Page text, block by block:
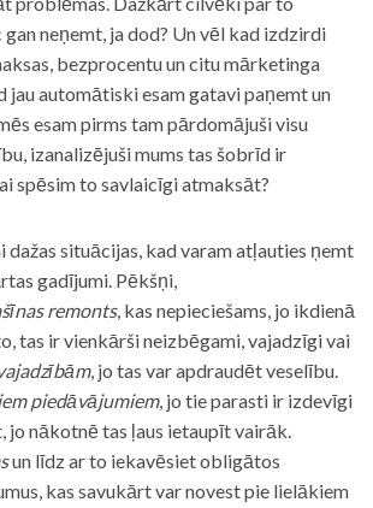
neņemt, ja dod? Un vēl kad izdzirdi
bezprocentu un citu mārketinga
jau automātiski esam gatavi paņemt un
esam pirms tam pārdomājuši visu
izanalizējuši mums tas šobrīd ir
spēsim to savlaicīgi atmaksāt?
dažas situācijas, kad varam atļauties ņemt
gadījumi. Pēkšņi,
remonts, kas nepieciešams, jo ikdienā
tas ir vienkārši neizbēgami, vajadzīgi vai
, jo tas var apdraudēt veselību.
piedāvājumiem, jo tie parasti ir izdevīgi
jo nākotnē tas ļaus ietaupīt vairāk.
un līdz ar to iekavēsiet obligātos
kas savukārt var novest pie lielākiem